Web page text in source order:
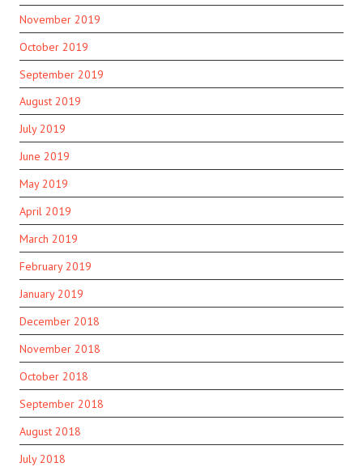
November 2019
October 2019
September 2019
August 2019
July 2019
June 2019
May 2019
April 2019
March 2019
February 2019
January 2019
December 2018
November 2018
October 2018
September 2018
August 2018
July 2018